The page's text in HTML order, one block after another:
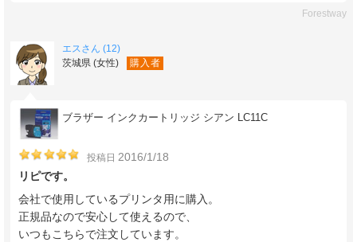
Forestway
エスさん (12)
茨城県 (女性)
購入者
ブラザー インクカートリッジ シアン LC11C
投稿日 2016/1/18
リピです。
会社で使用しているプリンタ用に購入。
正規品なので安心して使えるので、
いつもこちらで注文しています。